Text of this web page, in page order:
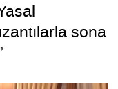
sona